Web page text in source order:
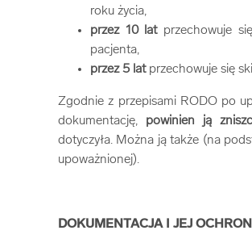
roku życia,
przez 10 lat przechowuje
pacjenta,
przez 5 latprzechowuje się
Zgodnie z przepisami RODO po
dokumentację, powinien ją
dotyczyła. Można ją także (na
upoważnionej).
DOKUMENTACJA I JEJ